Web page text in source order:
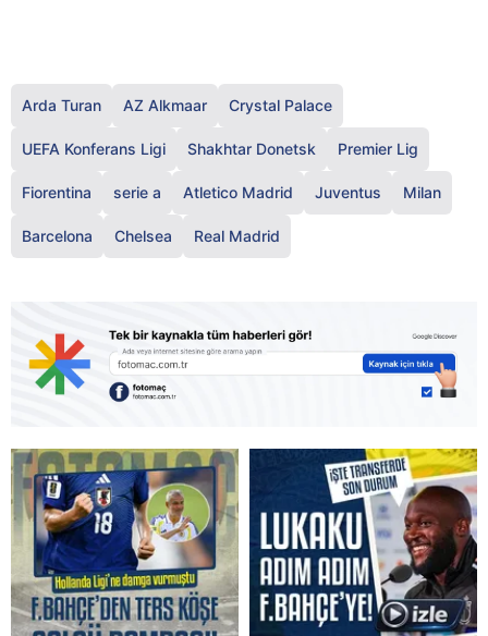
Arda Turan AZ Alkmaar Crystal Palace
UEFA Konferans Ligi Shakhtar Donetsk Premier Lig
Fiorentina serie a Atletico Madrid Juventus Milan
Barcelona Chelsea Real Madrid